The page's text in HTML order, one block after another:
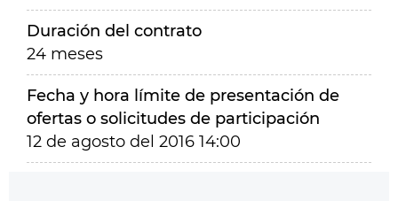
Duración del contrato
24 meses
Fecha y hora límite de presentación de
ofertas o solicitudes de participación
12 de agosto del 2016 14:00